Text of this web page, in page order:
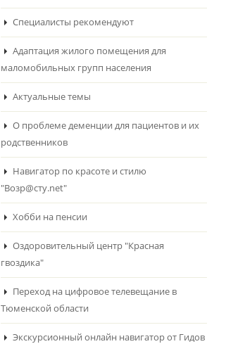
Специалисты рекомендуют
Адаптация жилого помещения для
маломобильных групп населения
Актуальные темы
О проблеме деменции для пациентов и их
родственников
Навигатор по красоте и стилю
"Возр@сту.net"
Хобби на пенсии
Оздоровительный центр "Красная
гвоздика"
Переход на цифровое телевещание в
Тюменской области
Экскурсионный онлайн навигатор от Гидов